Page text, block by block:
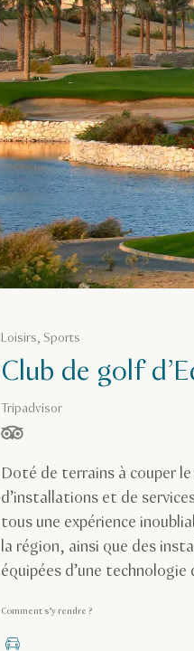
Loisirs, Sports
Club de golf
Tripadvisor
étoiles sur 5, basé sur
Doté de terrains à couper
d’installations et de
tous une expérience
la région, ainsi que des
équipées d’une
Comment s’y rendre ?